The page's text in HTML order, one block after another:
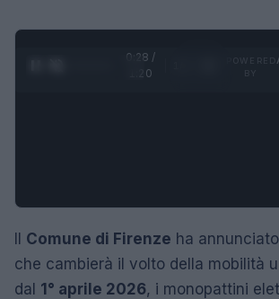
0:29 /
1:20
Il Comune di Firenze ha
che cambierà il volto della mobilità
dal 1° aprile 2026, i monopattini